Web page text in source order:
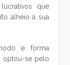
que
alheio à sua
e forma
optou-se pelo